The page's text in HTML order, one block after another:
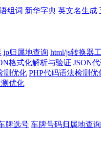
组词 新华字典 英文名生成
ip归属地查询 html/js转换器
格式化解析与验证 JSON
测优化 PHP代码语法检测优
优化
牌选号 车牌号码归属地查询